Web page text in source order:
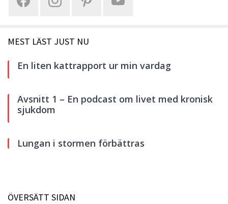
MEST LÄST JUST NU
En liten kattrapport ur min vardag
Avsnitt 1 – En podcast om livet med kronisk
sjukdom
Lungan i stormen förbättras
ÖVERSÄTT SIDAN